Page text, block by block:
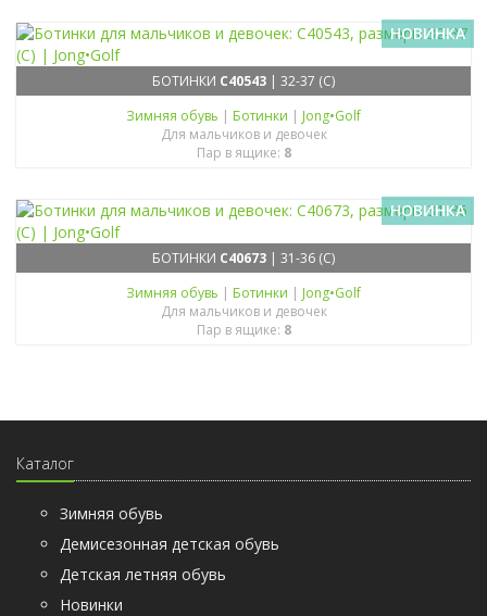
НОВИНКА
БОТИНКИ C40543 | 32-37 (C)
Зимняя обувь | Ботинки | Jong•Golf
Для мальчиков и девочек
Пар в ящике: 8
НОВИНКА
БОТИНКИ C40673 | 31-36 (C)
Зимняя обувь | Ботинки | Jong•Golf
Для мальчиков и девочек
Пар в ящике: 8
Каталог
Зимняя обувь
Демисезонная детская обувь
Детская летняя обувь
Новинки